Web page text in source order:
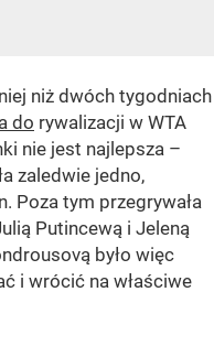
niż dwóch tygodniach
do rywalizacji w WTA
nie jest najlepsza –
zaledwie jedno,
Poza tym przegrywała
Putincewą i Jeleną
było więc
i wrócić na właściwe